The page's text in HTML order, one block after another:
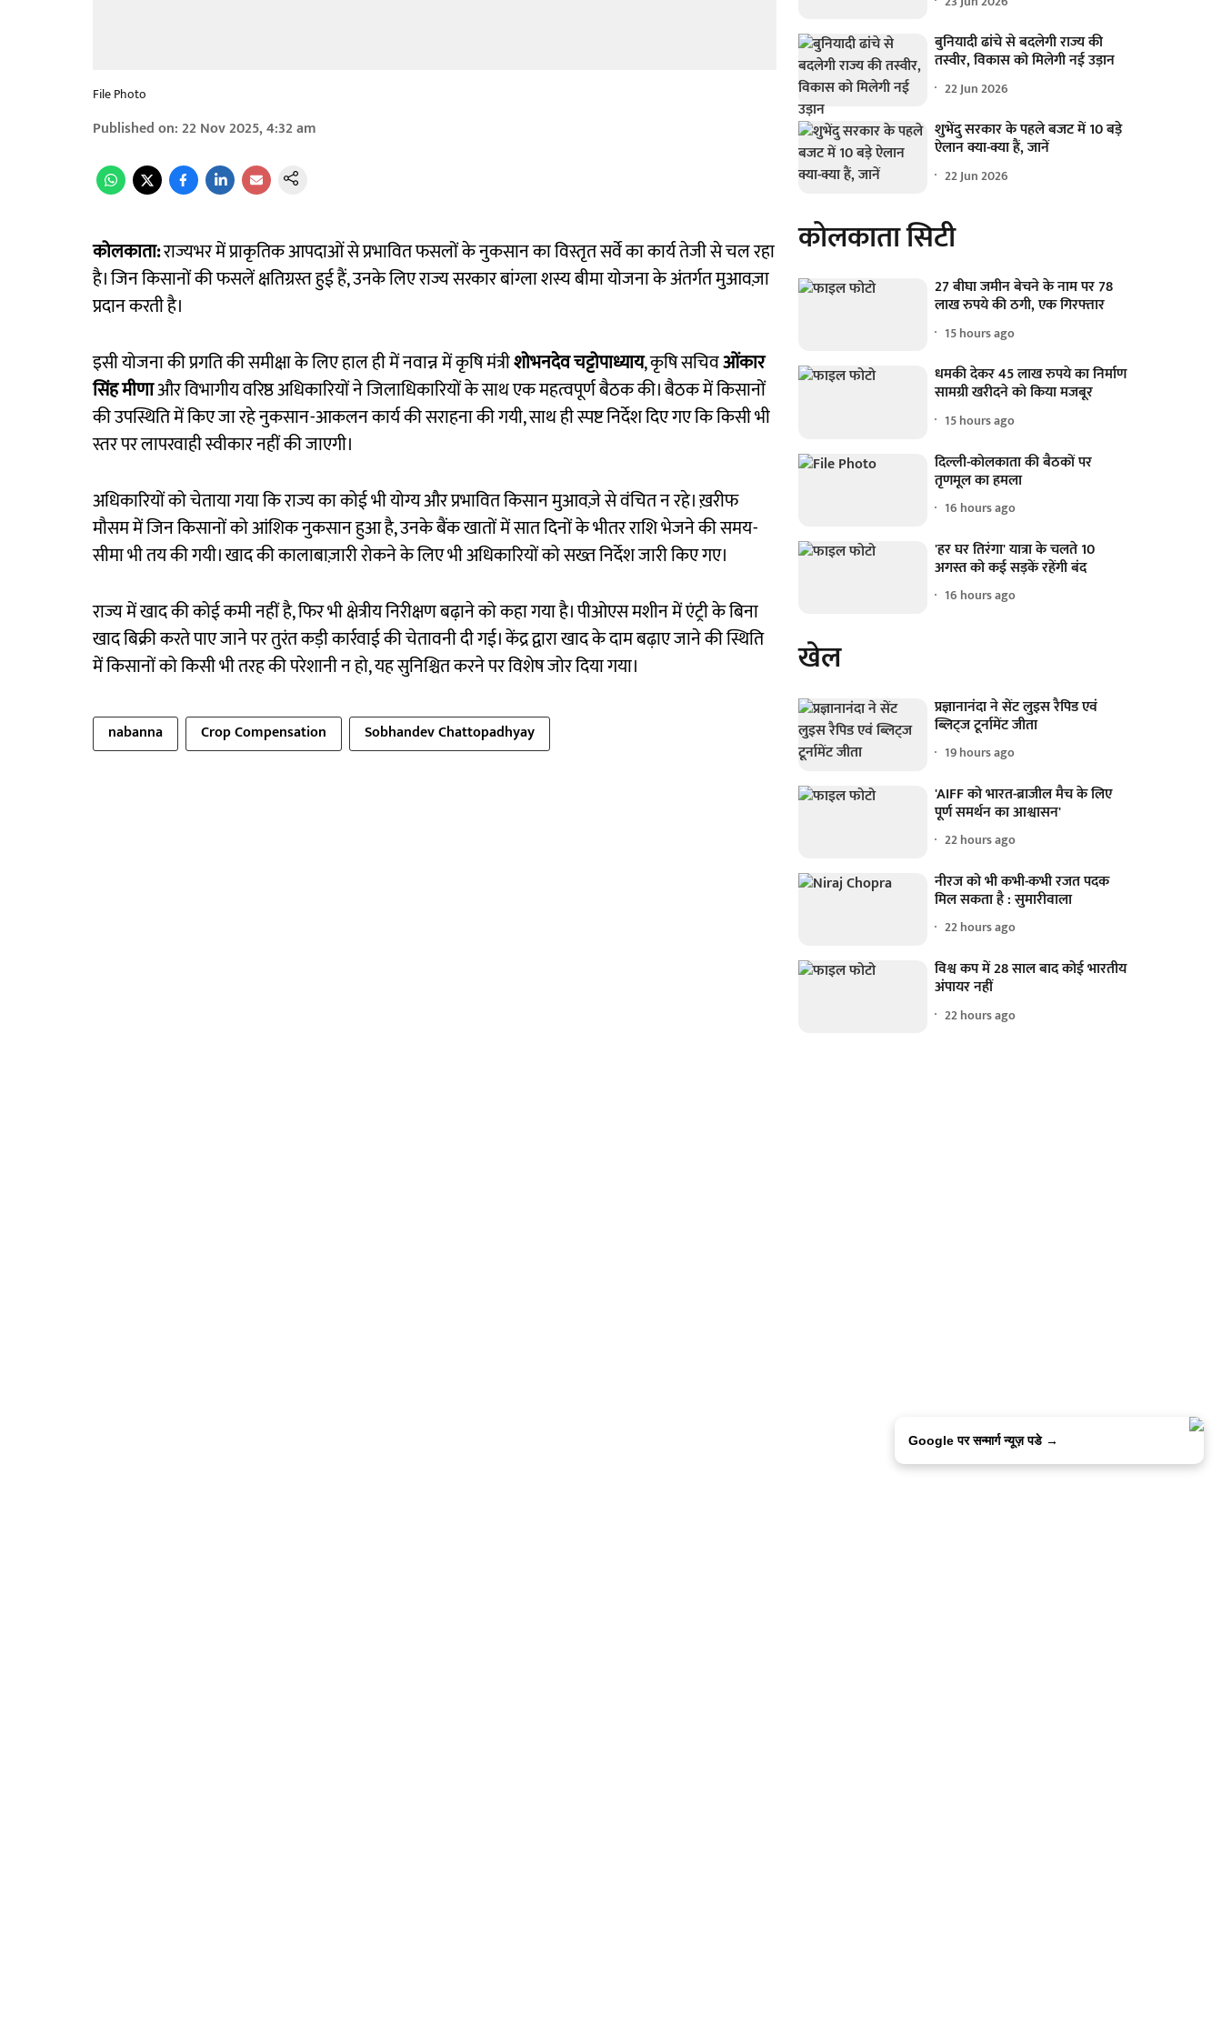
File Photo
Published on:22 Nov 2025, 4:32 am
कोलकाता:राज्यभर में प्राकृतिक आपदाओं से प्रभावित फसलों के नुकसान का विस्तृत सर्वे का कार्य तेजी से चल रहा
है। जिन किसानों की फसलें क्षतिग्रस्त हुई हैं, उनके लिए राज्य सरकार बांग्ला शस्य बीमा योजना के अंतर्गत मुआवज़ा
प्रदान करती है।
इसी योजना की प्रगति की समीक्षा के लिए हाल ही में नवान्न में कृषि मंत्रीशोभनदेव चट्टोपाध्याय, कृषि सचिवओंकार
सिंह मीणाऔर विभागीय वरिष्ठ अधिकारियों ने जिलाधिकारियों के साथ एक महत्वपूर्ण बैठक की। बैठक में किसानों
की उपस्थिति में किए जा रहे नुकसान-आकलन कार्य की सराहना की गयी, साथ ही स्पष्ट निर्देश दिए गए कि किसी भी
स्तर पर लापरवाही स्वीकार नहीं की जाएगी।
अधिकारियों को चेताया गया कि राज्य का कोई भी योग्य और प्रभावित किसान मुआवज़े से वंचित न रहे। ख़रीफ
मौसम में जिन किसानों को आंशिक नुकसान हुआ है, उनके बैंक खातों में सात दिनों के भीतर राशि भेजने की समय-
सीमा भी तय की गयी। खाद की कालाबाज़ारी रोकने के लिए भी अधिकारियों को सख्त निर्देश जारी किए गए।
राज्य में खाद की कोई कमी नहीं है, फिर भी क्षेत्रीय निरीक्षण बढ़ाने को कहा गया है। पीओएस मशीन में एंट्री के बिना
खाद बिक्री करते पाए जाने पर तुरंत कड़ी कार्रवाई की चेतावनी दी गई। केंद्र द्वारा खाद के दाम बढ़ाए जाने की स्थिति
में किसानों को किसी भी तरह की परेशानी न हो, यह सुनिश्चित करने पर विशेष जोर दिया गया।
nabanna Crop Compensation Sobhandev Chattopadhyay
बुनियादी ढांचे से बदलेगी राज्य की
तस्वीर, विकास को मिलेगी नई उड़ान
22 Jun 2026
शुभेंदु सरकार के पहले बजट में 10 बड़े
ऐलान क्या-क्या हैं, जानें
22 Jun 2026
कोलकाता सिटी
27 बीघा जमीन बेचने के नाम पर 78
लाख रुपये की ठगी, एक गिरफ्तार
15 hours ago
धमकी देकर 45 लाख रुपये का निर्माण
सामग्री खरीदने को किया मजबूर
15 hours ago
दिल्ली-कोलकाता की बैठकों पर
तृणमूल का हमला
16 hours ago
'हर घर तिरंगा' यात्रा के चलते 10
अगस्त को कई सड़कें रहेंगी बंद
16 hours ago
खेल
प्रज्ञानानंदा ने सेंट लुइस रैपिड एवं
ब्लिट्ज टूर्नामेंट जीता
19 hours ago
'AIFF को भारत-ब्राजील मैच के लिए
पूर्ण समर्थन का आश्वासन'
22 hours ago
नीरज को भी कभी-कभी रजत पदक
मिल सकता है : सुमारीवाला
22 hours ago
विश्व कप में 28 साल बाद कोई भारतीय
अंपायर नहीं
22 hours ago
Google पर सन्मार्ग न्यूज़ पडे →